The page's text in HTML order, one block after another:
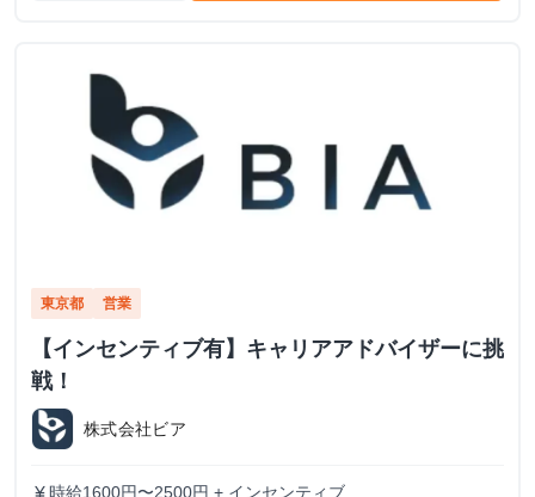
東京都 営業
【インセンティブ有】キャリアアドバイザーに挑
戦！
株式会社ビア
currency_yen 時給1600円〜2500円 + インセンティブ